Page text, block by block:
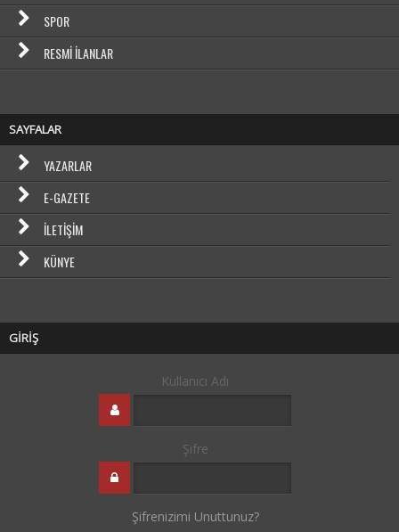
SPOR
RESMI İLANLAR
SAYFALAR
YAZARLAR
E-GAZETE
İLETIŞIM
KÜNYE
GİRİŞ
Kullanıcı Adı
Şifre
Şifrenizimi Unuttunuz?